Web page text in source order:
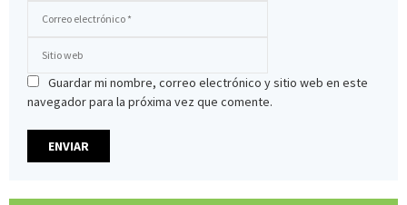
Guardar mi nombre, correo electrónico y sitio web en este
navegador para la próxima vez que comente.